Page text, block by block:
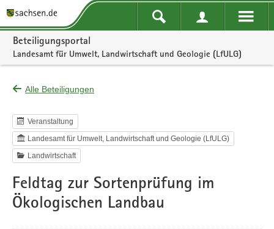
Portalnavigation
Beteiligungsportal
Landesamt für Umwelt, Landwirtschaft und Geologie (LfULG)
Alle Beteiligungen
Veranstaltung
Landesamt für Umwelt, Landwirtschaft und Geologie (LfULG)
Landwirtschaft
Feldtag zur Sortenprüfung im
Ökologischen Landbau